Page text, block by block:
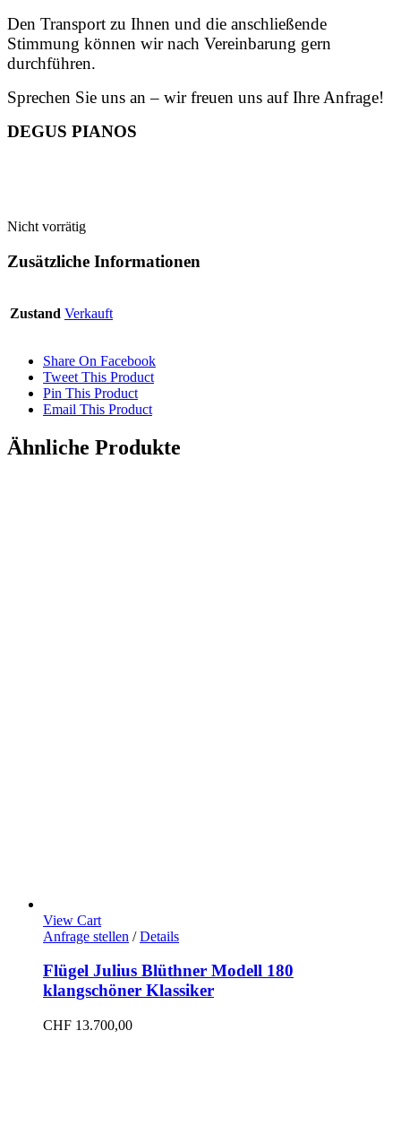
Den Transport zu Ihnen und die anschließende
Stimmung können wir nach Vereinbarung gern
durchführen.
Sprechen Sie uns an – wir freuen uns auf Ihre Anfrage!
DEGUS PIANOS
Nicht vorrätig
Zusätzliche Informationen
Zustand Verkauft
Share On Facebook
Tweet This Product
Pin This Product
Email This Product
Ähnliche Produkte
View Cart
Anfrage stellen / Details
Flügel Julius Blüthner Modell 180
klangschöner Klassiker
CHF 13.700,00